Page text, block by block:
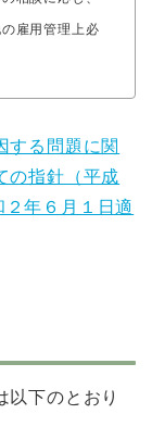
雇用管理上必
する問題に関
の指針（平成
年６月１日適
以下のとおり